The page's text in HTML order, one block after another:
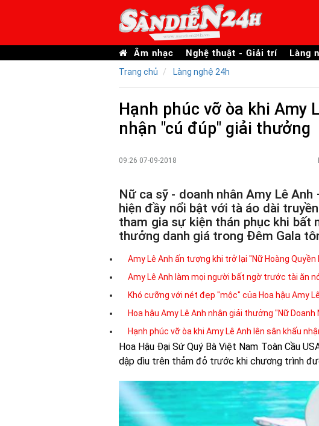
Âm nhạc Nghệ thuật - Giải trí Làng
Trang chủ Làng nghệ 24h
Hạnh phúc vỡ òa khi Amy
nhận "cú đúp" giải thưởng
09:26 07-09-2018
Nữ ca sỹ - doanh nhân Amy Lê
hiện đầy nổi bật với tà áo dài
tham gia sự kiện thán phục khi
thưởng danh giá trong Đêm Gala
Amy Lê Anh ấn tượng khi trở lại "Nữ Hoàng
Amy Lê Anh làm mọi người bất ngờ trước tài ăn
Khó cưỡng với nét đẹp "mộc" của Hoa hậu Amy
Hoa hậu Amy Lê Anh nhận giải thưởng "Nữ Doanh
Hạnh phúc vỡ òa khi Amy Lê Anh lên sân khấu
Hoa Hậu Đại Sứ Quý Bà Việt Nam Toàn Cầu
dập dìu trên thảm đỏ trước khi chương trình